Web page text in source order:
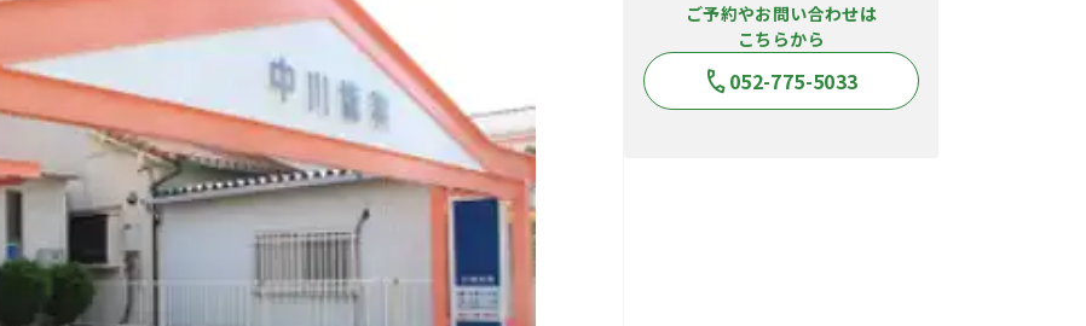
ご予約やお問い合わせは
こちらから
052-775-5033